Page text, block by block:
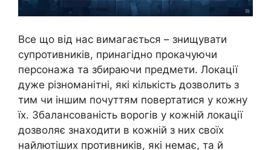
Все що від нас вимагається – знищувати
супротивників, принагідно прокачуючи
персонажа та збираючи предмети. Локації
дуже різноманітні, які кількість дозволить з
тим чи іншим почуттям повертатися у кожну
їх. Збалансованість ворогів у кожній локації
дозволяє знаходити в кожній з них своїх
найлютіших противників, які немає, та й